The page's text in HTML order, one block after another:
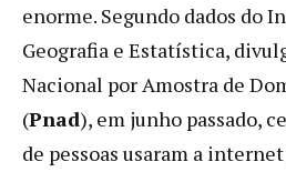
enorme. Segundo dados do
Geografia e Estatística,
Nacional por Amostra de
(Pnad), em junho passado,
de pessoas usaram a